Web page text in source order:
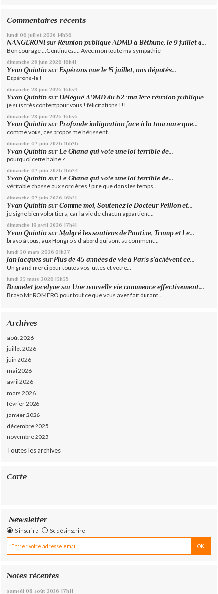
Commentaires récents
lundi 06 juillet 2026 14h56
NANGERONI surRéunion publique ADMD à Béthune, le 9 juillet à...
Bon courage ...Continuez.... Avec mon toute ma sympathie
dimanche 28 juin 2026 16h41
Yvan Quintin surEspérons que le 15 juillet, nos députés...
Espérons-le !
dimanche 28 juin 2026 16h39
Yvan Quintin surDélégué ADMD du 62 : ma 1ère réunion publique...
je suis très contentpour vous ! félicitations !!!
dimanche 28 juin 2026 16h36
Yvan Quintin surProfonde indignation face à la tournure que...
comme vous, ces propos me hérissent.
dimanche 07 juin 2026 16h26
Yvan Quintin sur Le Ghana qui vote une loi terrible de...
pourquoi cette haine ?
dimanche 07 juin 2026 16h24
Yvan Quintin surLe Ghana qui vote une loi terrible de...
véritable chasse aux sorcières ! pire que dans les temps...
dimanche 07 juin 2026 16h21
Yvan Quintin surComme moi, Soutenez le Docteur Peillon et...
je signe bien volontiers, car la vie de chacun appartient...
dimanche 19 avril 2026 17h41
Yvan Quintin surMalgré les soutiens de Poutine, Trump et Le...
bravo à tous, aux Hongrois d'abord qui sont su comment...
lundi 30 mars 2026 01h27
Jan Jacques surPlus de 45 années de vie à Paris s’achèvent ce...
Un grand merci pour toutes vos luttes et votre...
lundi 23 mars 2026 13h35
Brunelet Jocelyne sur Une nouvelle vie commence effectivement....
Bravo Mr ROMERO pour tout ce que vous avez fait durant...
Archives
août 2026
juillet 2026
juin 2026
mai 2026
avril 2026
mars 2026
février 2026
janvier 2026
décembre 2025
novembre 2025
Toutes les archives
Carte
Newsletter
S'inscrire Se désinscrire
Notes récentes
samedi 08 août 2026 17h11